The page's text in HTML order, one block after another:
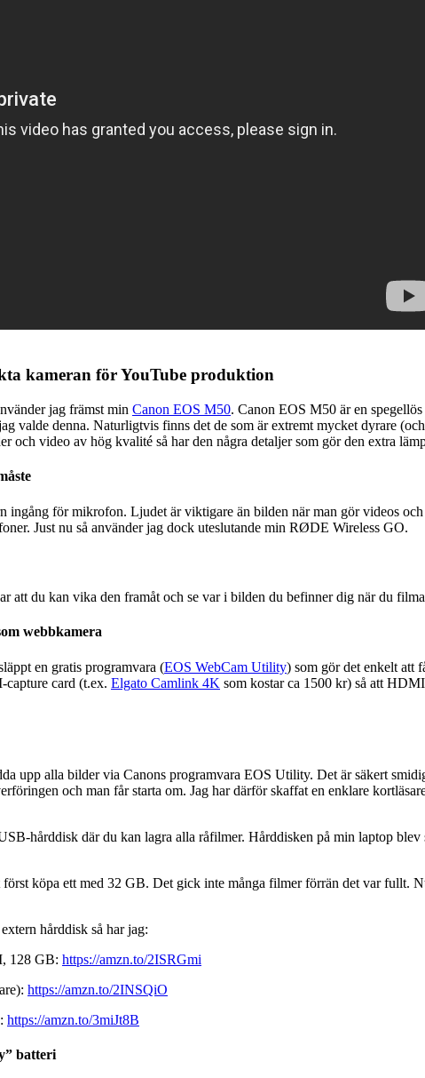
kameran för YouTube produktion
jag främst min Canon EOS M50. Canon EOS M50 är en
valde denna. Naturligtvis finns det de som är extremt mycket dyrare
och video av hög kvalité så har den några detaljer som gör den extra
ingång för mikrofon. Ljudet är viktigare än bilden när man gör videos
Just nu så använder jag dock uteslutande min RØDE Wireless GO.
att du kan vika den framåt och se var i bilden du befinner dig när du
webbkamera
en gratis programvara (EOS WebCam Utility) som gör det enkelt att
capture card (t.ex. Elgato Camlink 4K som kostar ca 1500 kr) så att
upp alla bilder via Canons programvara EOS Utility. Det är säkert
och man får starta om. Jag har därför skaffat en enklare
hårddisk där du kan lagra alla råfilmer. Hårddisken på min laptop
köpa ett med 32 GB. Det gick inte många filmer förrän det var fullt.
hårddisk så har jag:
128 GB: https://amzn.to/2ISRGmi
https://amzn.to/2INSQiO
https://amzn.to/3miJt8B
batteri